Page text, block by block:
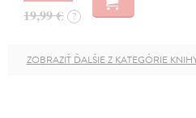
19,99 € ?
ZOBRAZIŤ ĎALŠIE Z KATEGÓRIE